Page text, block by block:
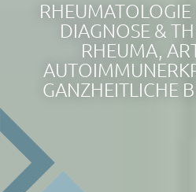
RHEUMATOLOGIE
DIAGNOSE &
RHEUMA,
GANZHEITLICHE